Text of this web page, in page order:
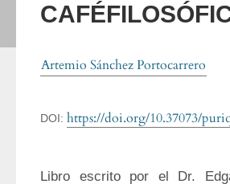
Artemio Sánchez Portocarrero
DOI: https://doi.org/10.37073/
Libro escrito por el Dr.